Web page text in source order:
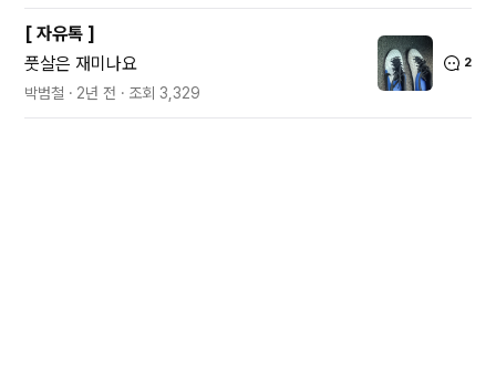
[자유톡 ]
풋살은 재미나요
박범철 2년 전 조회3,329
2